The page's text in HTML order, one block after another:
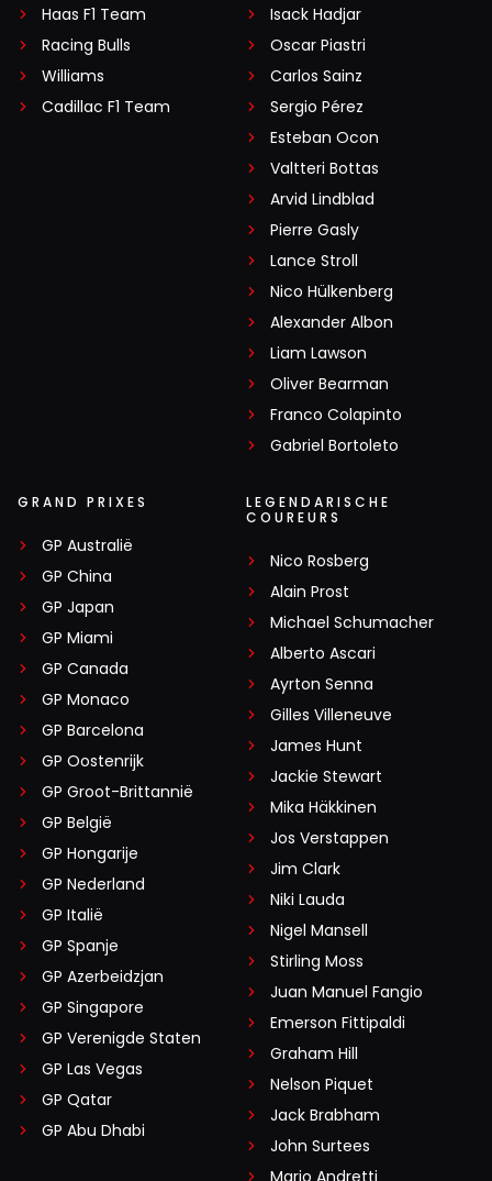
Haas F1 Team
Racing Bulls
Williams
Cadillac F1 Team
Isack Hadjar
Oscar Piastri
Carlos Sainz
Sergio Pérez
Esteban Ocon
Valtteri Bottas
Arvid Lindblad
Pierre Gasly
Lance Stroll
Nico Hülkenberg
Alexander Albon
Liam Lawson
Oliver Bearman
Franco Colapinto
Gabriel Bortoleto
GRAND PRIXES
GP Australië
GP China
GP Japan
GP Miami
GP Canada
GP Monaco
GP Barcelona
GP Oostenrijk
GP Groot-Brittannië
GP België
GP Hongarije
GP Nederland
GP Italië
GP Spanje
GP Azerbeidzjan
GP Singapore
GP Verenigde Staten
GP Las Vegas
GP Qatar
GP Abu Dhabi
LEGENDARISCHE
COUREURS
Nico Rosberg
Alain Prost
Michael Schumacher
Alberto Ascari
Ayrton Senna
Gilles Villeneuve
James Hunt
Jackie Stewart
Mika Häkkinen
Jos Verstappen
Jim Clark
Niki Lauda
Nigel Mansell
Stirling Moss
Juan Manuel Fangio
Emerson Fittipaldi
Graham Hill
Nelson Piquet
Jack Brabham
John Surtees
Mario Andretti